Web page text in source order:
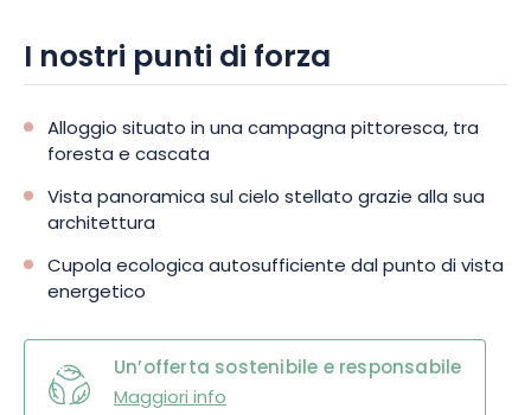
I nostri punti di forza
Alloggio situato in una campagna pittoresca, tra
foresta e cascata
Vista panoramica sul cielo stellato grazie alla sua
architettura
Cupola ecologica autosufficiente dal punto di vista
energetico
Un’offerta sostenibile e responsabile
Maggiori info